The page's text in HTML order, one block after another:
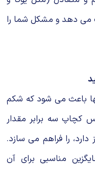
می دهد و مشکل شما را
باعث می شود که شکم
سه برابر مقدار
را فراهم می سازد.
مناسبی برای آن